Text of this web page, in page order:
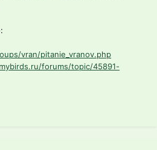
vran/pitanie_vranov.php
forums/topic/45891-